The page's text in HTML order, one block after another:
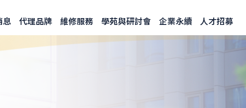
息 代理品牌 維修服務 學苑與研討會 企業永續 人才招募